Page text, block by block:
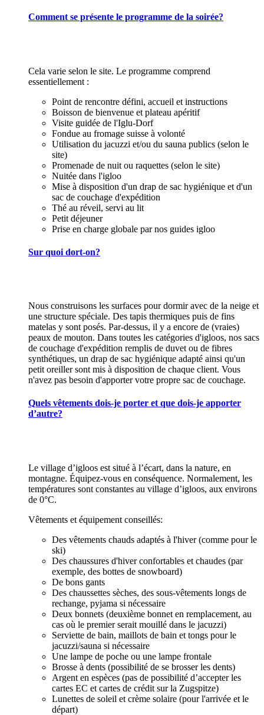
Comment se présente le programme de la soirée?
Cela varie selon le site. Le programme comprend
essentiellement :
Point de rencontre défini, accueil et instructions
Boisson de bienvenue et plateau apéritif
Visite guidée de l'Iglu-Dorf
Fondue au fromage suisse à volonté
Utilisation du jacuzzi et/ou du sauna publics (selon le
site)
Promenade de nuit ou raquettes (selon le site)
Nuitée dans l'igloo
Mise à disposition d'un drap de sac hygiénique et d'un
sac de couchage d'expédition
Thé au réveil, servi au lit
Petit déjeuner
Prise en charge globale par nos guides igloo
Sur quoi dort-on?
Nous construisons les surfaces pour dormir avec de la neige et
une structure spéciale. Des tapis thermiques puis de fins
matelas y sont posés. Par-dessus, il y a encore de (vraies)
peaux de mouton. Dans toutes les catégories d'igloos, nos sacs
de couchage d'expédition remplis de duvet ou de fibres
synthétiques, un drap de sac hygiénique adapté ainsi qu'un
petit oreiller sont mis à disposition de chaque client. Vous
n'avez pas besoin d'apporter votre propre sac de couchage.
Quels vêtements dois-je porter et que dois-je apporter
d’autre?
Le village d’igloos est situé à l’écart, dans la nature, en
montagne. Équipez-vous en conséquence. Normalement, les
températures sont constantes au village d’igloos, aux environs
de 0°C.
Vêtements et équipement conseillés:
Des vêtements chauds adaptés à l'hiver (comme pour le
ski)
Des chaussures d'hiver confortables et chaudes (par
exemple, des bottes de snowboard)
De bons gants
Des chaussettes sèches, des sous-vêtements longs de
rechange, pyjama si nécessaire
Deux bonnets (deuxième bonnet en remplacement, au
cas où le premier serait mouillé dans le jacuzzi)
Serviette de bain, maillots de bain et tongs pour le
jacuzzi/sauna si nécessaire
Une lampe de poche ou une lampe frontale
Brosse à dents (possibilité de se brosser les dents)
Argent en espèces (pas de possibilité d’accepter les
cartes EC et cartes de crédit sur la Zugspitze)
Lunettes de soleil et crème solaire (pour l'arrivée et le
départ)